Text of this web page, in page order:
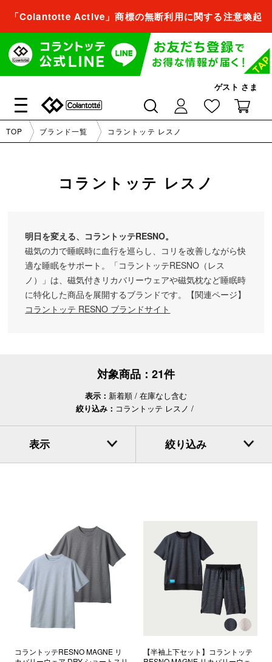
「Colantotte Active」商標の無断利用に関する注意喚起
ゲスト さま
会員登録すれば、
閉じる
会員登録すれば、
商品をお気に入り登録できるようになります。
会員登録／ログイン
TOP ブランド一覧 コラントッテ レスノ
コラントッテ レスノ
明日を変える、コラントッテRESNO。
磁気の力で睡眠時に血行を巡らし、コリを改善しながら快
適な睡眠をサポート。「コラントッテRESNO（レス
ノ）」は、磁気付きリカバリーウェアや磁気枕など睡眠時
に特化した商品を展開するブランドです。【関連ページ】
コラントッテ RESNO ブランドサイト
対象商品： 21件
表示： 新着順
在庫なし含む
絞り込み： コラントッテ レスノ
表示 絞り込み
コラントッテRESNO MAGNE リ
【半袖上下セット】コラントッテ